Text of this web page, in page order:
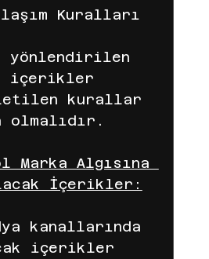
Instagram
Tiktok
Kuralları
yönlendirilen
içerikler
kurallar
olmalıdır.
Marka Algısına
İçerikler:
kanallarında
içerikler